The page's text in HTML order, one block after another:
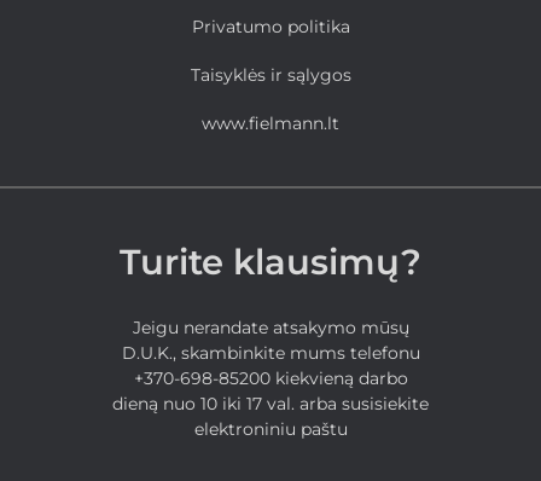
Privatumo politika
Taisyklės ir sąlygos
www.fielmann.lt
Turite klausimų?
Jeigu nerandate atsakymo mūsų
D.U.K., skambinkite mums telefonu
+370-698-85200 kiekvieną darbo
dieną nuo 10 iki 17 val. arba susisiekite
elektroniniu paštu